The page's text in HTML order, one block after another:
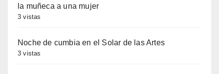
la muñeca a una mujer
3 vistas
Noche de cumbia en el Solar de las Artes
3 vistas